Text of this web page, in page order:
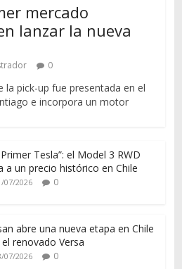
mercado
lanzar la nueva
0
la pick-up fue presentada en el
e incorpora un motor
Tesla”: el Model 3 RWD
a un precio histórico en Chile
07/2026 0
abre una nueva etapa en Chile
renovado Versa
07/2026 0